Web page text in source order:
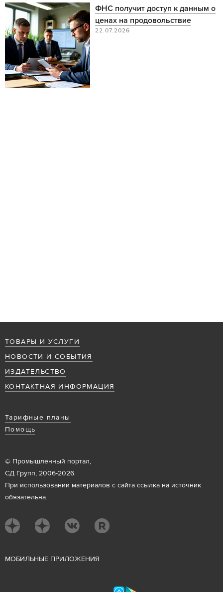
ФНС получит доступ к данным о
ценах на продовольствие
22.07.2026
ТОВАРЫ И УСЛУГИ
НОВОСТИ И СОБЫТИЯ
ИЗДАТЕЛЬСТВО
КОНТАКТНАЯ ИНФОРМАЦИЯ
Тарифные планы
Помощь
© Промышленный портал,
СД Групп, 2006-2026.
При использовании материалов с сайта ссылка на источник
обязательна.
МОБИЛЬНЫЕ ПРИЛОЖЕНИЯ